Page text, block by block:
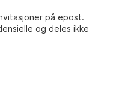
på epost.
og deles ikke